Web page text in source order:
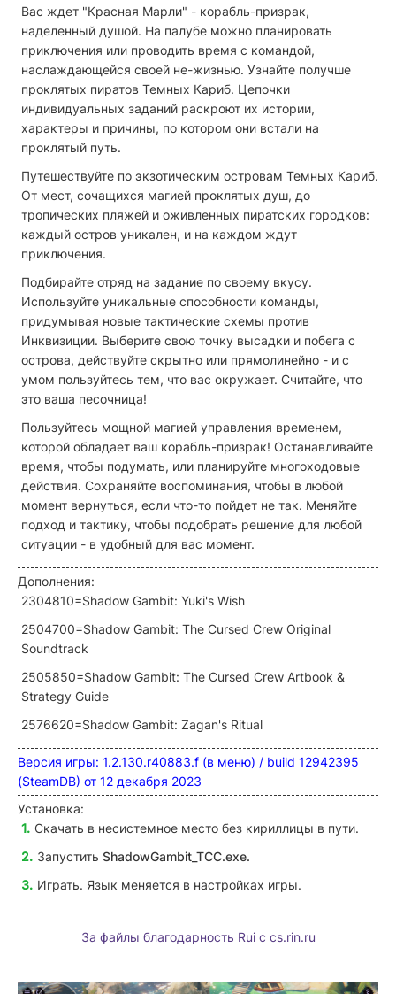
Вас ждет "Красная Марли" - корабль-призрак,
наделенный душой. На палубе можно планировать
приключения или проводить время с командой,
наслаждающейся своей не-жизнью. Узнайте получше
проклятых пиратов Темных Кариб. Цепочки
индивидуальных заданий раскроют их истории,
характеры и причины, по котором они встали на
проклятый путь.
Путешествуйте по экзотическим островам Темных Кариб.
От мест, сочащихся магией проклятых душ, до
тропических пляжей и оживленных пиратских городков:
каждый остров уникален, и на каждом ждут
приключения.
Подбирайте отряд на задание по своему вкусу.
Используйте уникальные способности команды,
придумывая новые тактические схемы против
Инквизиции. Выберите свою точку высадки и побега с
острова, действуйте скрытно или прямолинейно - и с
умом пользуйтесь тем, что вас окружает. Считайте, что
это ваша песочница!
Пользуйтесь мощной магией управления временем,
которой обладает ваш корабль-призрак! Останавливайте
время, чтобы подумать, или планируйте многоходовые
действия. Сохраняйте воспоминания, чтобы в любой
момент вернуться, если что-то пойдет не так. Меняйте
подход и тактику, чтобы подобрать решение для любой
ситуации - в удобный для вас момент.
Дополнения:
2304810=Shadow Gambit: Yuki's Wish
2504700=Shadow Gambit: The Cursed Crew Original
Soundtrack
2505850=Shadow Gambit: The Cursed Crew Artbook &
Strategy Guide
2576620=Shadow Gambit: Zagan's Ritual
Версия игры: 1.2.130.r40883.f (в меню) / build 12942395
(SteamDB) от 12 декабря 2023
Установка:
Скачать в несистемное место без кириллицы в пути.
Запустить ShadowGambit_TCC.exe.
Играть. Язык меняется в настройках игры.
За файлы благодарность Rui c cs.rin.ru